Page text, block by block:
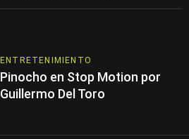
ENTRETENIMIENTO
Pinocho en Stop Motion por
Guillermo Del Toro